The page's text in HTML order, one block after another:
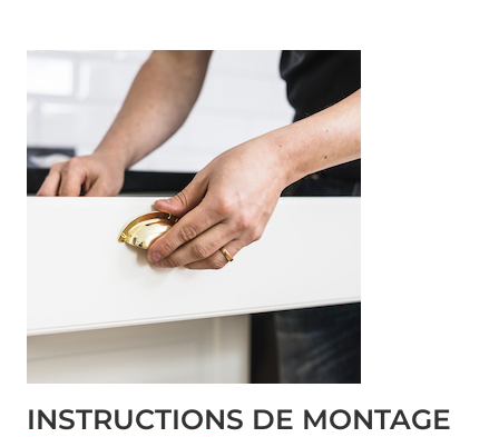
INSTRUCTIONS DE MONTAGE